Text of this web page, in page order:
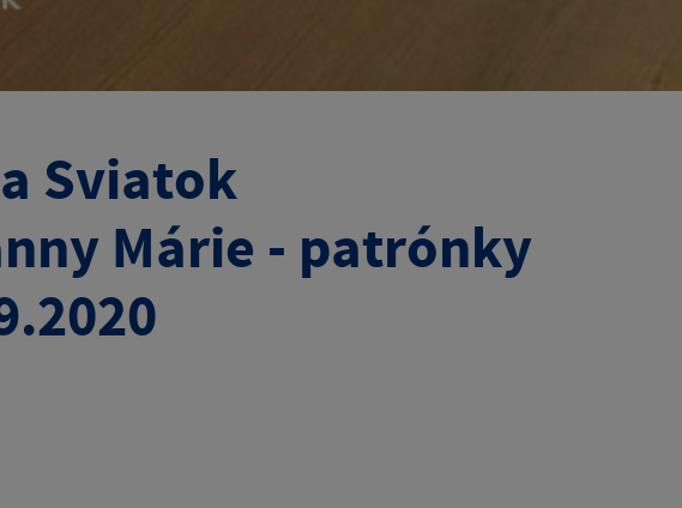
Sviatok
Márie - patrónky